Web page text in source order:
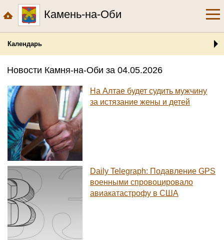
Камень-на-Оби
Календарь
Новости Камня-на-Оби за 04.05.2026
На Алтае будет судить мужчину
за истязание жены и детей
Daily Telegraph: Подавление GPS
военными спровоцировало
авиакатастрофу в США